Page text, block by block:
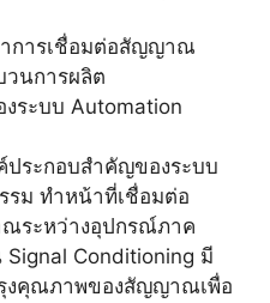
การเชื่อมต่อสัญญาณ
วนการผลิต
ระบบ Automation
ประกอบสำคัญของระบบ
รม ทำหน้าที่เชื่อมต่อ
ระหว่างอุปกรณ์ภาค
Conditioning มี
งคุณภาพของสัญญาณเพื่อ